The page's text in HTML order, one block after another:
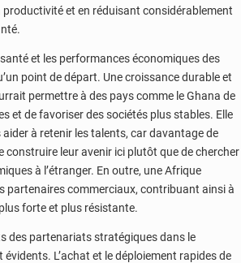
et en réduisant considérablement
et les performances économiques des
point de départ. Une croissance durable et
permettre à des pays comme le Ghana de
et de favoriser des sociétés plus stables. Elle
à retenir les talents, car davantage de
construire leur avenir ici plutôt que de chercher
à l’étranger. En outre, une Afrique
partenaires commerciaux, contribuant ainsi à
forte et plus résistante.
des partenariats stratégiques dans le
L’achat et le déploiement rapides de